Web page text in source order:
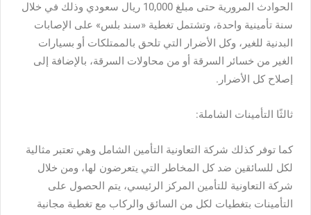
الحوادث المرورية حتى مبلغ 10,000 ريال سعودي وذلك في خلال
سنة تأمينية واحدة، وتشتمل تغطية «سند بلس» على الإصابات
البدنية للغير، وكل الأضرار التي تلحق بالممتلكات أو بسيارات
الغير من خسائر السرقة أو من محاولات السرقة، بالإضافة إلى
إصلاح كل الأضرار.
ثالثًا التأمينات الشاملة:
كما توفر كذلك شركة التعاونية التأمين الشامل وهي تعتبر مثالية
لكل للسائقين ضد كل المخاطر التي يتعرضون لها، ومن خلال
شركة التعاونية للتأمين المركز الرئيسي، يتم الحصول على
التأمينات بتغطيات لكل من السائق والركاب مع تغطية مجانية